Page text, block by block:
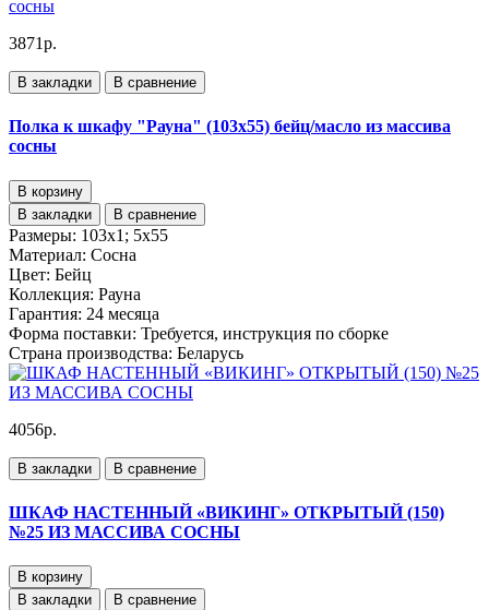
3871р.
В закладки В сравнение
Полка к шкафу "Рауна" (103х55) бейц/масло из массива
сосны
В корзину
В закладки
В сравнение
Размеры: 103х1; 5х55
Материал: Сосна
Цвет: Бейц
Коллекция: Рауна
Гарантия: 24 месяца
Форма поставки: Требуется, инструкция по сборке
Страна производства: Беларусь
4056р.
В закладки В сравнение
ШКАФ НАСТЕННЫЙ «ВИКИНГ» ОТКРЫТЫЙ (150)
№25 ИЗ МАССИВА СОСНЫ
В корзину
В закладки
В сравнение